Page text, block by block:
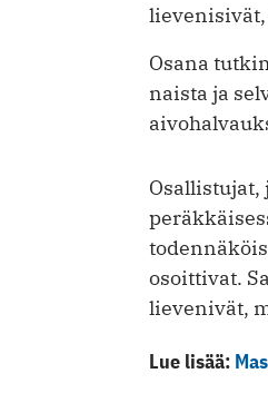
Osana
naista ja
Osallistujat,
osoittivat.
lievenivät,
Lue lisää: